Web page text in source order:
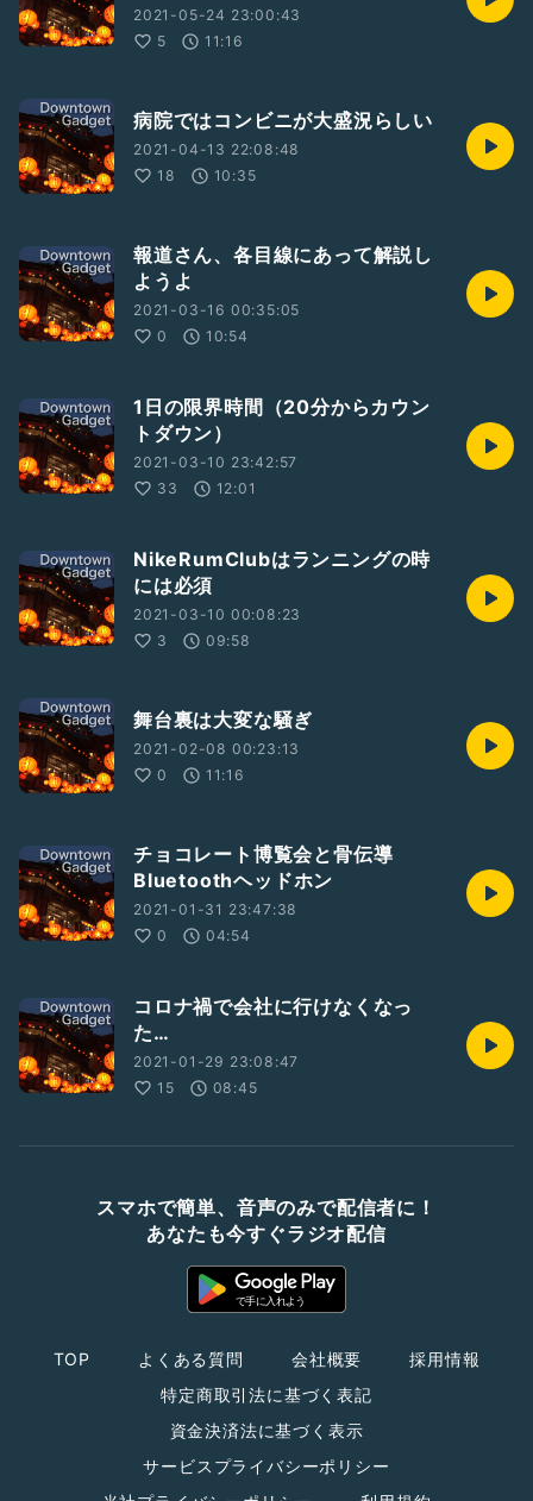
2021-05-24 23:00:43
5
11:16
病院ではコンビニが大盛況らしい
2021-04-13 22:08:48
18
10:35
報道さん、各目線にあって解説し
ようよ
2021-03-16 00:35:05
0
10:54
1日の限界時間（20分からカウン
トダウン）
2021-03-10 23:42:57
33
12:01
NikeRumClubはランニングの時
には必須
2021-03-10 00:08:23
3
09:58
舞台裏は大変な騒ぎ
2021-02-08 00:23:13
0
11:16
チョコレート博覧会と骨伝導
Bluetoothヘッドホン
2021-01-31 23:47:38
0
04:54
コロナ禍で会社に行けなくなっ
た…
2021-01-29 23:08:47
15
08:45
スマホで簡単、音声のみで配信者に！
あなたも今すぐラジオ配信
TOP よくある質問 会社概要
採用情報
特定商取引法に基づく表記
資金決済法に基づく表示
サービスプライバシーポリシー